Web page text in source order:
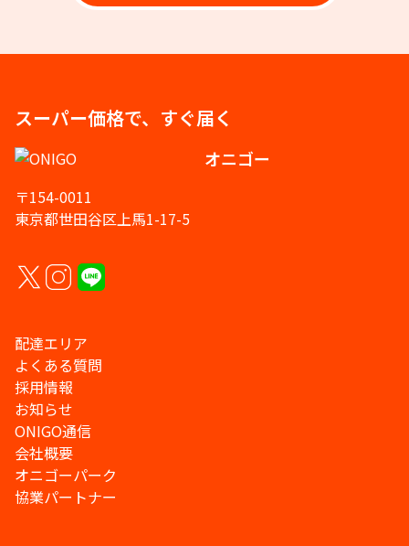
スーパー価格で、すぐ届く
オニゴー
〒154-0011
東京都世田谷区上馬1-17-5
配達エリア
よくある質問
採用情報
お知らせ
ONIGO通信
会社概要
オニゴーパーク
協業パートナー